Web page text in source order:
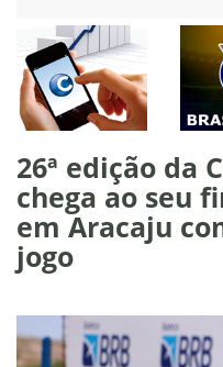
26ª edição da
chega ao seu
em Aracaju
jogo